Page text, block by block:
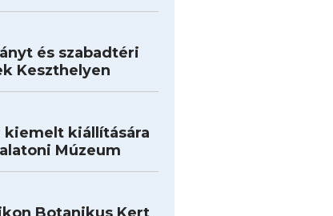
és szabadtéri
Keszthelyen
kiemelt kiállítására
Múzeum